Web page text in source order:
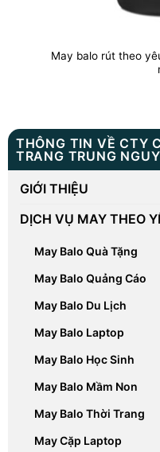
THÔNG TIN VỀ CTY
TRANG TRUNG
GIỚI THIỆU
DỊCH VỤ MAY THEO
May Balo Quà Tặng
May Balo Quảng Cáo
May Balo Du Lịch
May Balo Laptop
May Balo Học Sinh
May Balo Mầm Non
May Balo Thời Trang
May Cặp Laptop
May balo rút theo